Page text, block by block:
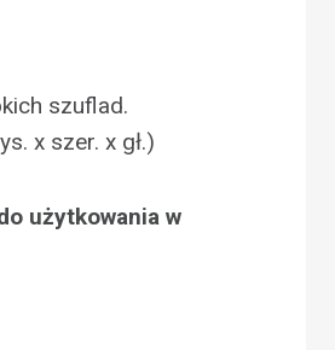
szuflad.
x szer. x gł.)
użytkowania w